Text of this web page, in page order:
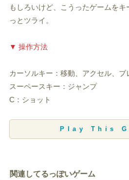
もしろいけど、こうったゲームをキ
っとツライ。
▼ 操作方法
カーソルキー：移動、アクセル、ブ
スーペースキー：ジャンプ
C：ショット
Play This
関連してるっぽいゲーム